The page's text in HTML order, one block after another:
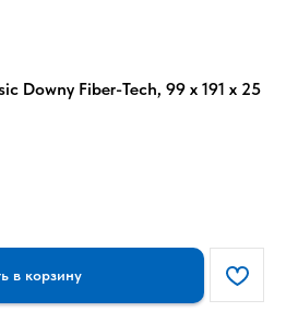
Downy Fiber-Tech, 99 x 191 x 25
в корзину